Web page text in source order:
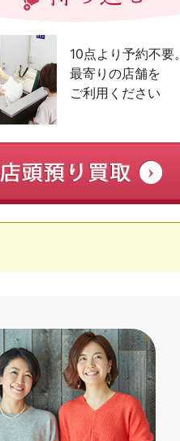
10点より予約不要。
最寄りの店舗を
ご利用ください